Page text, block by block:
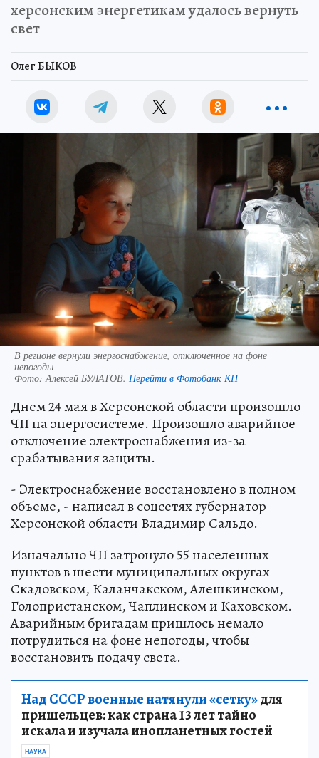
херсонским энергетикам удалось вернуть
свет
Олег БЫКОВ
В регионе вернули энергоснабжение, отключенное на фоне
непогоды
Фото:Алексей БУЛАТОВ. Перейти в Фотобанк КП
Днем 24 мая в Херсонской области произошло
ЧП на энергосистеме. Произошло аварийное
отключение электроснабжения из-за
срабатывания защиты.
- Электроснабжение восстановлено в полном
объеме, - написал в соцсетях губернатор
Херсонской области Владимир Сальдо.
Изначально ЧП затронуло 55 населенных
пунктов в шести муниципальных округах –
Скадовском, Каланчакском, Алешкинском,
Голопристанском, Чаплинском и Каховском.
Аварийным бригадам пришлось немало
потрудиться на фоне непогоды, чтобы
восстановить подачу света.
Над СССР военные натянули «сетку»для
пришельцев: как страна 13 лет тайно
искала и изучала инопланетных гостей
НАУКА